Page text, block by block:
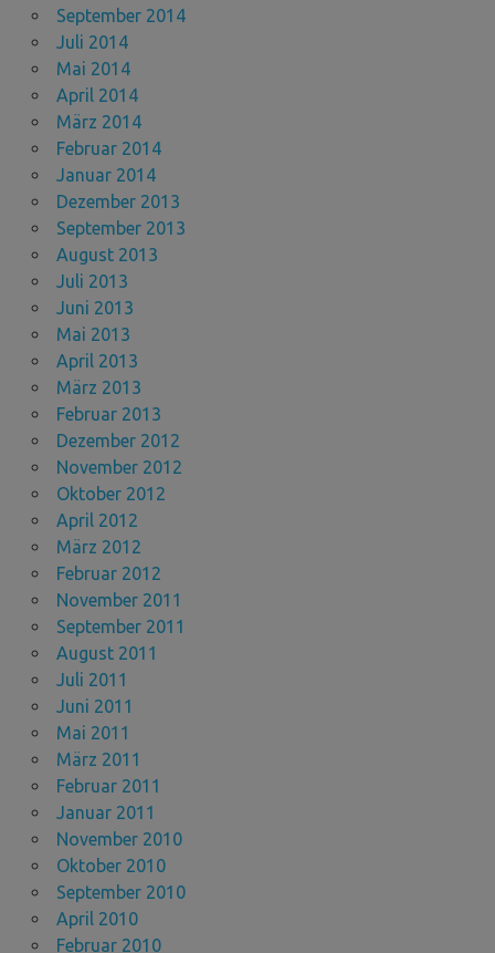
September 2014
Juli 2014
Mai 2014
April 2014
März 2014
Februar 2014
Januar 2014
Dezember 2013
September 2013
August 2013
Juli 2013
Juni 2013
Mai 2013
April 2013
März 2013
Februar 2013
Dezember 2012
November 2012
Oktober 2012
April 2012
März 2012
Februar 2012
November 2011
September 2011
August 2011
Juli 2011
Juni 2011
Mai 2011
März 2011
Februar 2011
Januar 2011
November 2010
Oktober 2010
September 2010
April 2010
Februar 2010